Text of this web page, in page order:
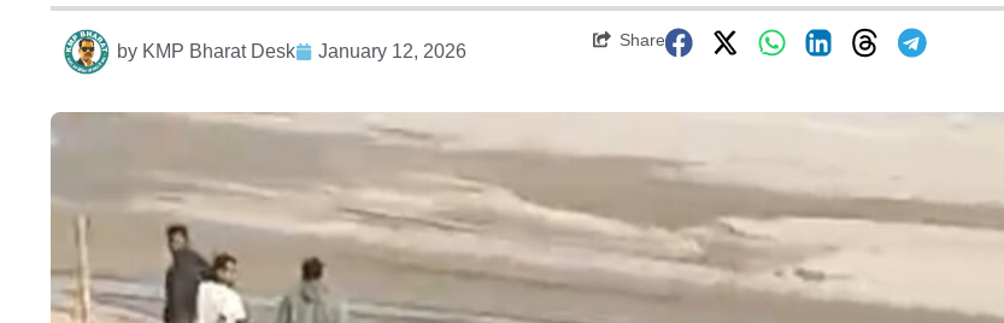
by KMP Bharat Desk January 12, 2026
Share